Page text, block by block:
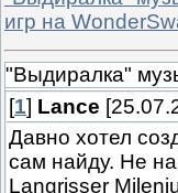
игр на
"Выдиралка"
[1] Lance
Давно хотел
сам найду. Не
Langrisser